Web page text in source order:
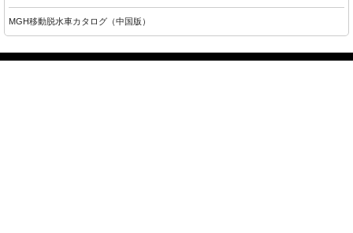
MGH移動脱水車カタログ（中国版）